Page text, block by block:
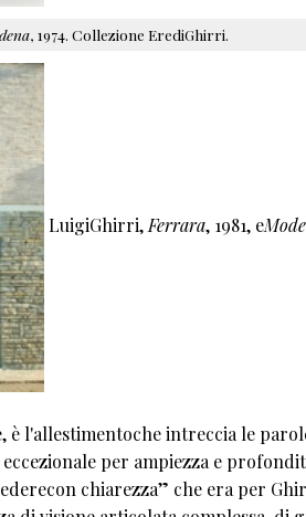
, 1974. Collezione ErediGhirri.
LuigiGhirri, Ferrara, 1981, e
è l'allestimentoche intreccia le
per ampiezza e
chiarezza” che era per